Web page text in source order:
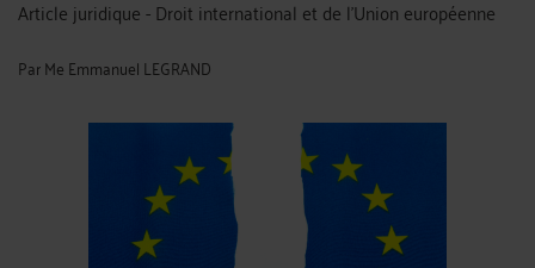
Article juridique - Droit international et de l'Union européenne
ParMe Emmanuel LEGRAND